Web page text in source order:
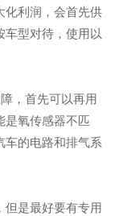
化利润，会首先供
车型对待，使用以
，首先可以再用
是氧传感器不匹
车的电路和排气系
但是最好要有专用